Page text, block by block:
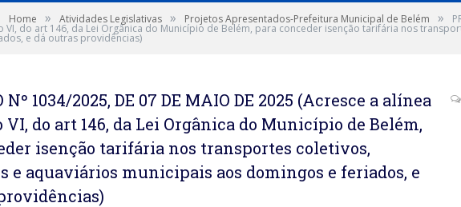
Home » Atividades Legislativas » Projetos Apresentados-Prefeitura Municipal de Belém »
VI, do art 146, da Lei Orgânica do Município de Belém, para conceder isenção tarifária nos
e dá outras providências)
Nº 1034/2025, DE 07 DE MAIO DE 2025 (Acresce a alínea
VI, do art 146, da Lei Orgânica do Município de Belém,
isenção tarifária nos transportes coletivos,
e aquaviários municipais aos domingos e feriados, e